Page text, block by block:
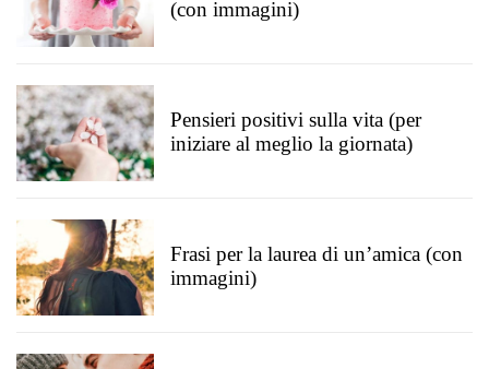
(con immagini)
Pensieri positivi sulla vita (per
iniziare al meglio la giornata)
Frasi per la laurea di un’amica (con
immagini)